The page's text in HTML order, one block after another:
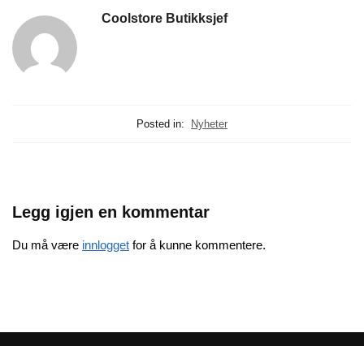
Coolstore Butikksjef
Posted in: Nyheter
Legg igjen en kommentar
Du må være innlogget for å kunne kommentere.